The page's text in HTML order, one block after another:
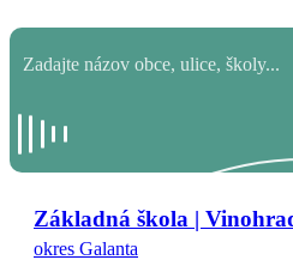
Základná škola |
okres Galanta